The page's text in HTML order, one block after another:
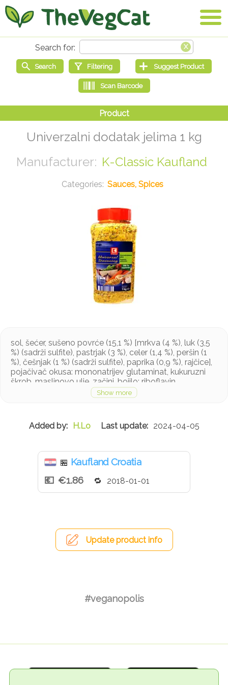
Univerzalni dodatak jelima 1 kg
K-Classic Kaufland
Sauces, Spices
sol, šećer, sušeno povrće (15,1 %) [mrkva (4 %), luk (3,5
%) (sadrži sulfite), pastrjak (3 %), celer (1,4 %), peršin (1
%), češnjak (1 %) (sadrži sulfite), paprika (0,9 %), rajčice],
pojačivač okusa: mononatrijev glutaminat, kukuruzni
škrob, maslinovo ulje, začini, bojilo: riboflavin
Proizvod može sadržavati tragove senfa, laktoze, soje i
H.Lo 2024-04-05
🏪 Kaufland Croatia
€1.86
2018-01-01
Update product info
#veganopolis